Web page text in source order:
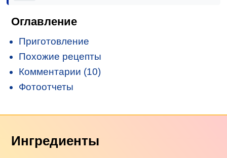
Оглавление
Приготовление
Похожие рецепты
Комментарии (10)
Фотоотчеты
Ингредиенты